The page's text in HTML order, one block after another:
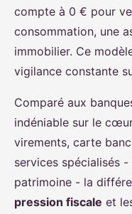
compte à 0 € pour
consommation, une
immobilier. Ce
vigilance constante
Comparé aux
indéniable sur le
virements, carte
services spécialisés
patrimoine - la
pression fiscale et